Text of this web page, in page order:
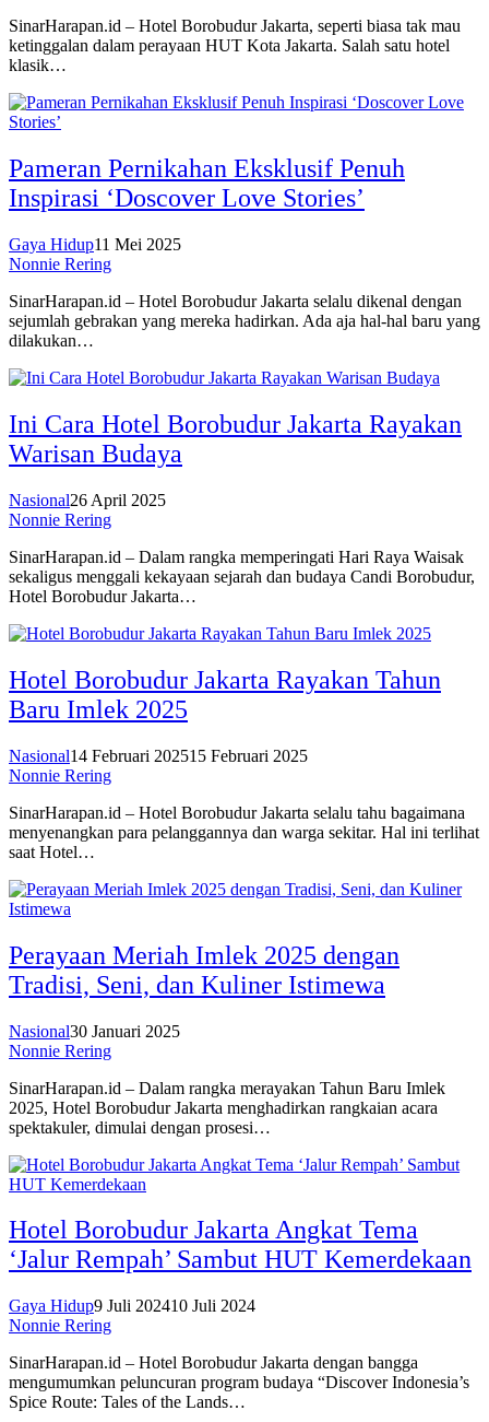
SinarHarapan.id – Hotel Borobudur Jakarta, seperti biasa tak mau
ketinggalan dalam perayaan HUT Kota Jakarta. Salah satu hotel
klasik…
Pameran Pernikahan Eksklusif Penuh
Inspirasi ‘Doscover Love Stories’
Gaya Hidup11 Mei 2025
Nonnie Rering
SinarHarapan.id – Hotel Borobudur Jakarta selalu dikenal dengan
sejumlah gebrakan yang mereka hadirkan. Ada aja hal-hal baru yang
dilakukan…
Ini Cara Hotel Borobudur Jakarta Rayakan
Warisan Budaya
Nasional26 April 2025
Nonnie Rering
SinarHarapan.id – Dalam rangka memperingati Hari Raya Waisak
sekaligus menggali kekayaan sejarah dan budaya Candi Borobudur,
Hotel Borobudur Jakarta…
Hotel Borobudur Jakarta Rayakan Tahun
Baru Imlek 2025
Nasional14 Februari 202515 Februari 2025
Nonnie Rering
SinarHarapan.id – Hotel Borobudur Jakarta selalu tahu bagaimana
menyenangkan para pelanggannya dan warga sekitar. Hal ini terlihat
saat Hotel…
Perayaan Meriah Imlek 2025 dengan
Tradisi, Seni, dan Kuliner Istimewa
Nasional30 Januari 2025
Nonnie Rering
SinarHarapan.id – Dalam rangka merayakan Tahun Baru Imlek
2025, Hotel Borobudur Jakarta menghadirkan rangkaian acara
spektakuler, dimulai dengan prosesi…
Hotel Borobudur Jakarta Angkat Tema
‘Jalur Rempah’ Sambut HUT Kemerdekaan
Gaya Hidup9 Juli 202410 Juli 2024
Nonnie Rering
SinarHarapan.id – Hotel Borobudur Jakarta dengan bangga
mengumumkan peluncuran program budaya “Discover Indonesia’s
Spice Route: Tales of the Lands…